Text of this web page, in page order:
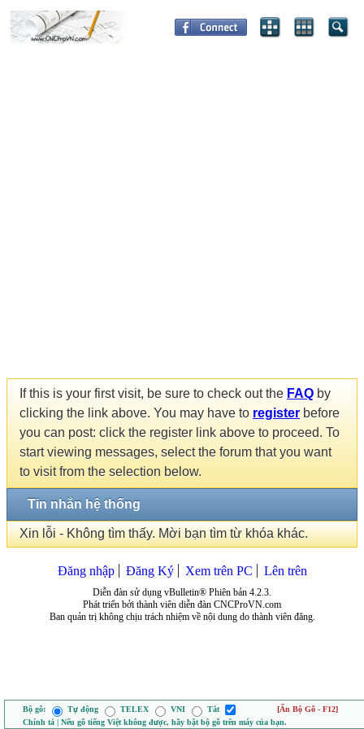
If this is your first visit, be sure to check out the FAQ by
clicking the link above. You may have to register before
you can post: click the register link above to proceed. To
start viewing messages, select the forum that you want
to visit from the selection below.
Tin nhắn hệ thống
Xin lỗi - Không tìm thấy. Mời bạn tìm từ khóa khác.
Đăng nhập Đăng Ký Xem trên PC Lên trên
Diễn đàn sử dụng vBulletin® Phiên bản 4.2.3.
Phát triển bởi thành viên diễn đàn CNCProVN.com
Ban quản trị không chịu trách nhiệm về nội dung do thành viên đăng.
Bộ gõ: Tự động TELEX VNI Tắt
[Ẩn Bộ Gõ - F12]
Chính tả | Nếu gõ tiếng Việt không được, hãy bật bộ gõ trên máy của bạn.